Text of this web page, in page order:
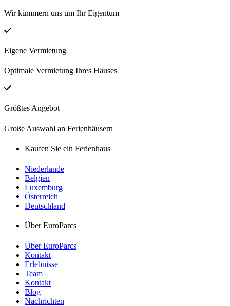
Wir kümmern uns um Ihr Eigentum
Eigene Vermietung
Optimale Vermietung Ihres Hauses
Größtes Angebot
Große Auswahl an Ferienhäusern
Kaufen Sie ein Ferienhaus
Niederlande
Belgien
Luxemburg
Österreich
Deutschland
Über EuroParcs
Über EuroParcs
Kontakt
Erlebnisse
Team
Kontakt
Blog
Nachrichten